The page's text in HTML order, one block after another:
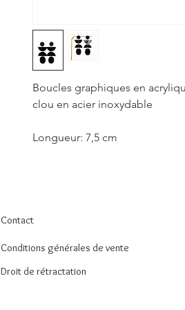
Boucles graphiques en
clou en acier inoxydable
Longueur: 7,5 cm
Contact
Conditions générales de vente
Droit de rétractation